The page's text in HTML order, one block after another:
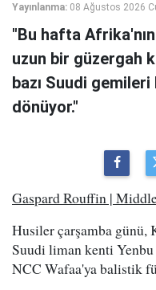
Yayınlanma: 08 Ağustos 2026
"Bu hafta
uzun bir güzergah
bazı Suudi
dönüyor."
Gaspard Rouffin |
Husiler çarşamba günü,
Suudi liman kenti
NCC Wafaa'ya balistik